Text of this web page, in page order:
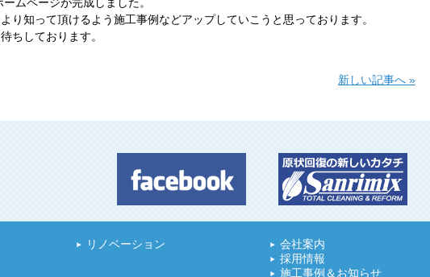
ムページが完成しました。
り知って頂けるよう施工事例などアップしていこうと思っております。
ちしております。
新しい記事へ »
リノベーション
会社案内
採用情報
施工事例＆お知らせ